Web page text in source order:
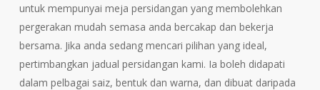
untuk mempunyai meja persidangan yang membolehkan
pergerakan mudah semasa anda bercakap dan bekerja
bersama. Jika anda sedang mencari pilihan yang ideal,
pertimbangkan jadual persidangan kami. Ia boleh didapati
dalam pelbagai saiz, bentuk dan warna, dan dibuat daripada